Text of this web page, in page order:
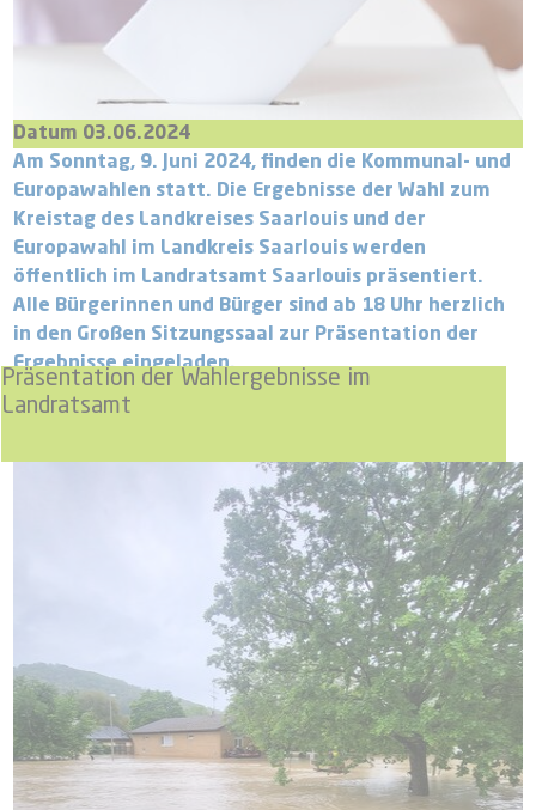
Präsentation der Wahlergebnisse im
Landratsamt
Datum 03.06.2024
Am Sonntag, 9. Juni 2024, finden die Kommunal- und
Europawahlen statt. Die Ergebnisse der Wahl zum
Kreistag des Landkreises Saarlouis und der
Europawahl im Landkreis Saarlouis werden
öffentlich im Landratsamt Saarlouis präsentiert.
Alle Bürgerinnen und Bürger sind ab 18 Uhr herzlich
in den Großen Sitzungssaal zur Präsentation der
Ergebnisse eingeladen.